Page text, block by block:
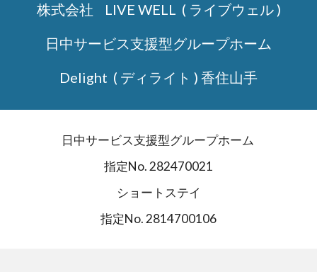
株式会社 LIVE WELL ( ライブウェル )
日中サービス支援型グループホーム
Delight ( ディライト ) 香住山手
日中サービス支援型グループホーム
指定No. 282470021
ショートステイ
指定No. 2814700106